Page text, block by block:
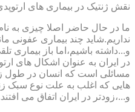
نقش ژنتیک در بیماری های
ما در حال حاضر اصلا چیزی به
نداریم.شاید چند بیماری عفونی
و...داشته باشیم،اما باز بیماری
در ایران به عنوان اشکال های
مسائلی است که انسان در طول
هایی که اغلب به علت نوع سبک
و...،زودتر در ایران اتفاق می